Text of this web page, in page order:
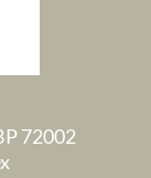
72002